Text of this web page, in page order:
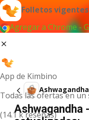
Folletos
Agregar a Chrome -
App de Kimbino
Todas las ofertas en
(14.1 k reseñas)
Ashwagandha